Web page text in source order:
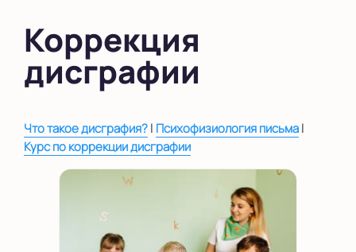
в Южном Бутово
во Внуково
на Домодедовской
на Коломенской
в Московской
Коррекция
дисграфии
Что такое дисграфия?| Психофизиология письма|
Курс по коррекции дисграфии